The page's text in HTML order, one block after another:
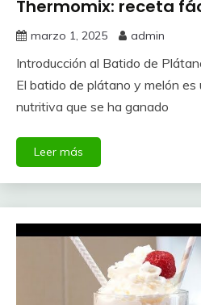
Thermomix: receta
marzo 1, 2025 admin
Introducción al Batido de
El batido de plátano y melón
nutritiva que se ha ganado
Leer más